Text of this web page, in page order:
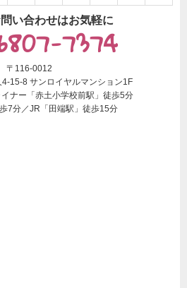
い合わせはお気軽に
7374
〒116-0012
15-8 サンロイヤルマンション1F
ナー「赤土小学校前駅」徒歩5分
歩7分／JR「田端駅」徒歩15分